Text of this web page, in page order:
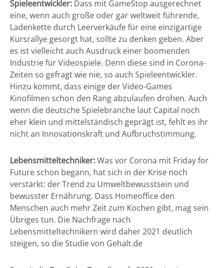
Spieleentwickler: Dass mit GameStop ausgerechnet
eine, wenn auch große oder gar weltweit führende,
Ladenkette durch Leerverkäufe für eine einzigartige
Kursrallye gesorgt hat, sollte zu denken geben. Aber
es ist vielleicht auch Ausdruck einer boomenden
Industrie für Videospiele. Denn diese sind in Corona-
Zeiten so gefragt wie nie, so auch Spieleentwickler.
Hinzu kommt, dass einige der Video-Games
Kinofilmen schon den Rang abzulaufen drohen. Auch
wenn die deutsche Spielebranche laut Capital noch
eher klein und mittelständisch geprägt ist, fehlt es ihr
nicht an Innovationskraft und Aufbruchstimmung.
Lebensmitteltechniker:Was vor Corona mit Friday for
Future schon begann, hat sich in der Krise noch
verstärkt: der Trend zu Umweltbewusstsein und
bewusster Ernährung. Dass Homeoffice den
Menschen auch mehr Zeit zum Kochen gibt, mag sein
Übriges tun. Die Nachfrage nach
Lebensmitteltechnikern wird daher 2021 deutlich
steigen, so die Studie von Gehalt.de